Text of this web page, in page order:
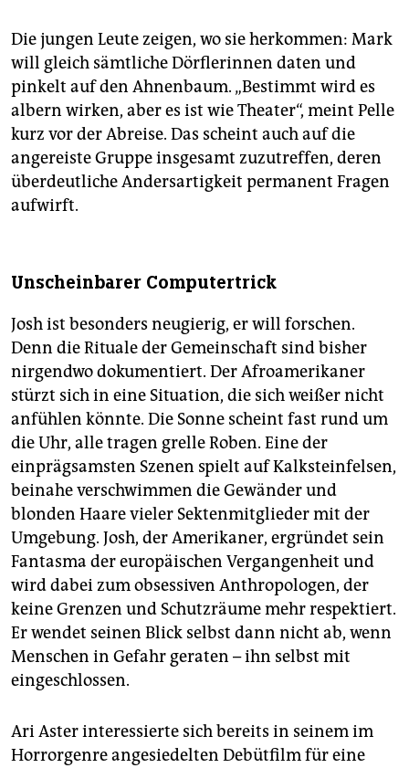
Die jungen Leute zeigen, wo sie herkommen: Mark
will gleich sämtliche Dörflerinnen daten und
pinkelt auf den Ahnenbaum. „Bestimmt wird es
albern wirken, aber es ist wie Theater“, meint Pelle
kurz vor der Abreise. Das scheint auch auf die
angereiste Gruppe insgesamt zuzutreffen, deren
überdeutliche Andersartigkeit permanent Fragen
aufwirft.
Unscheinbarer Computertrick
Josh ist besonders neugierig, er will forschen.
Denn die Rituale der Gemeinschaft sind bisher
nirgendwo dokumentiert. Der Afroamerikaner
stürzt sich in eine Situation, die sich weißer nicht
anfühlen könnte. Die Sonne scheint fast rund um
die Uhr, alle tragen grelle Roben. Eine der
einprägsamsten Szenen spielt auf Kalksteinfelsen,
beinahe verschwimmen die Gewänder und
blonden Haare vieler Sektenmitglieder mit der
Umgebung. Josh, der Amerikaner, ergründet sein
Fantasma der europäischen Vergangenheit und
wird dabei zum obsessiven Anthropologen, der
keine Grenzen und Schutzräume mehr respektiert.
Er wendet seinen Blick selbst dann nicht ab, wenn
Menschen in Gefahr geraten – ihn selbst mit
eingeschlossen.
Ari Aster interessierte sich bereits in seinem im
Horrorgenre angesiedelten Debütfilm für eine